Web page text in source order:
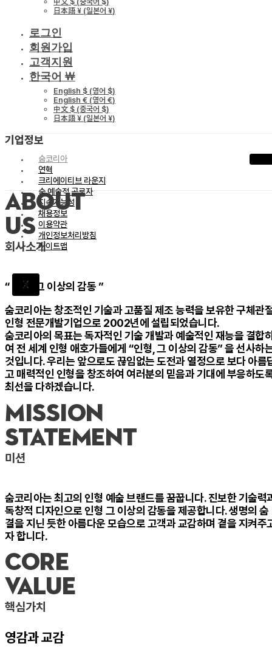
日本語 ¥ (일본어 ¥)
로그인
회원가입
고객지원
한국어 ￦
English $ (영어 $)
English € (영어 €)
中文 $ (중국어 $)
日本語 ¥ (일본어 ¥)
기업정보
숨코리아
연혁
크리에이티브 라운지
숨 예술적 공로자
지속가능성
채용정보
이용약관
개인정보처리방침
사이트맵
X
ABOUT
US
회사소개
“ 인형, 그 이상의 감동 ”
숨코리아는 창조적인 기술과 고품질 제조 능력을 보유한 구체관
인형 전문개발기업으로 2002년에 설립되었습니다.
숨코리아의 목표는 독자적인 기술 개발과 예술적인 재능을 결합
여 전 세계 인형 애호가들에게 “인형, 그 이상의 감동” 을 선사하
것입니다. 우리는 앞으로도 끊임없는 도전과 열정으로 보다 아름
고 매력적인 인형을 창조하여 여러분의 믿음과 기대에 부응하도
최선을 다하겠습니다.
MISSION
STATEMENT
미션
숨코리아는 최고의 인형 예술 브랜드를 꿈꿉니다. 진보한 기술력
독창적 디자인으로 인형 그 이상의 감동을 제공합니다. 생명의 숨
결을 지닌 듯한 아름다운 모습으로 고객과 교감하며 곁을 지켜주
자 합니다.
CORE
VALUE
핵심가치
영감과 교감